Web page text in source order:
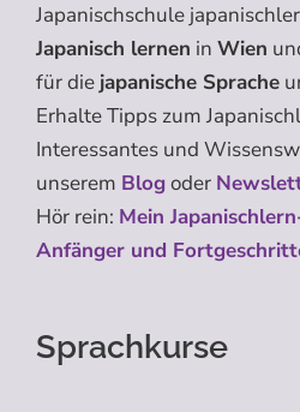
Japanischschule
Japanisch lernen in Wien
für die japanische Sprache
Erhalte Tipps zum
Interessantes und
unserem Blogoder
Hör rein: Mein
Anfänger und
Sprachkurse